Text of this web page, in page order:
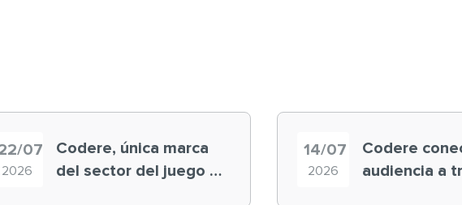
07
2026
Codere, única marca
del sector del juego en
14/07
2026
Codere
audiencia a